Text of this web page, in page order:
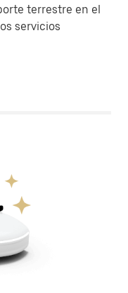
terrestre en el
servicios